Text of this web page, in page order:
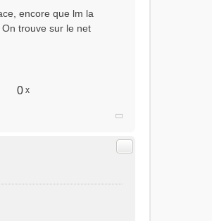
encore que lm la
trouve sur le net
0 x
Citer